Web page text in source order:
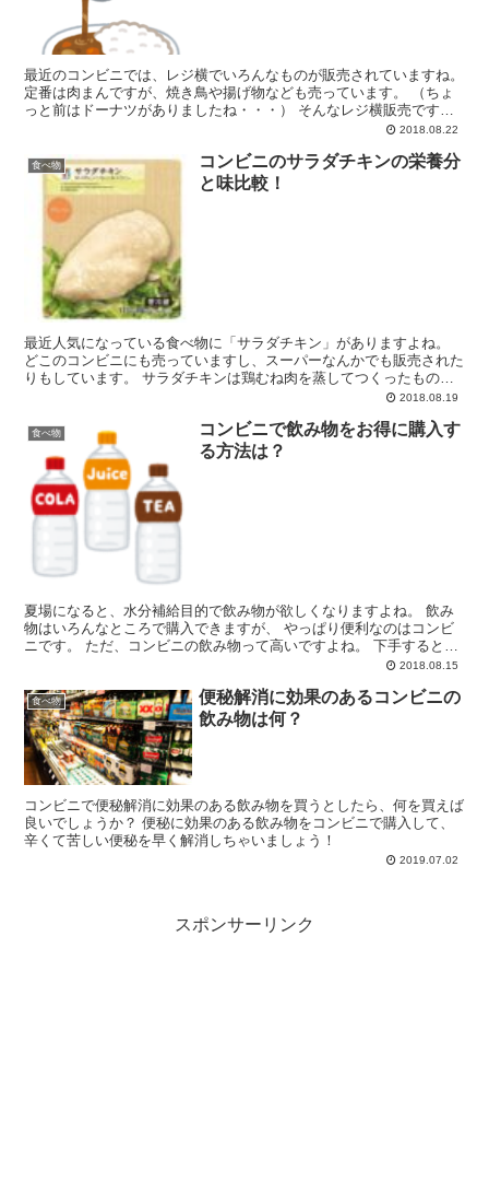
最近のコンビニでは、レジ横でいろんなものが販売されていますね。
定番は肉まんですが、焼き鳥や揚げ物なども売っています。 （ちょ
っと前はドーナツがありましたね・・・） そんなレジ横販売です
が、なんとローソンで ・カレー ・豚汁 の販売が始まり... 2018.08.22
食べ物
コンビニのサラダチキンの栄養分
と味比較！
最近人気になっている食べ物に「サラダチキン」がありますよね。
どこのコンビニにも売っていますし、スーパーなんかでも販売された
りもしています。 サラダチキンは鶏むね肉を蒸してつくったもので
すが、 低カロリーで高タンパクということで、ダイエット...2018.08.19
食べ物
コンビニで飲み物をお得に購入す
る方法は？
夏場になると、水分補給目的で飲み物が欲しくなりますよね。 飲み
物はいろんなところで購入できますが、 やっぱり便利なのはコンビ
ニです。 ただ、コンビニの飲み物って高いですよね。 下手するとス
ーパーの倍ぐらいの値段になってたり・・・。 そこで、...2018.08.15
食べ物
便秘解消に効果のあるコンビニの
飲み物は何？
コンビニで便秘解消に効果のある飲み物を買うとしたら、何を買えば
良いでしょうか？ 便秘に効果のある飲み物をコンビニで購入して、
辛くて苦しい便秘を早く解消しちゃいましょう！
2019.07.02
スポンサーリンク